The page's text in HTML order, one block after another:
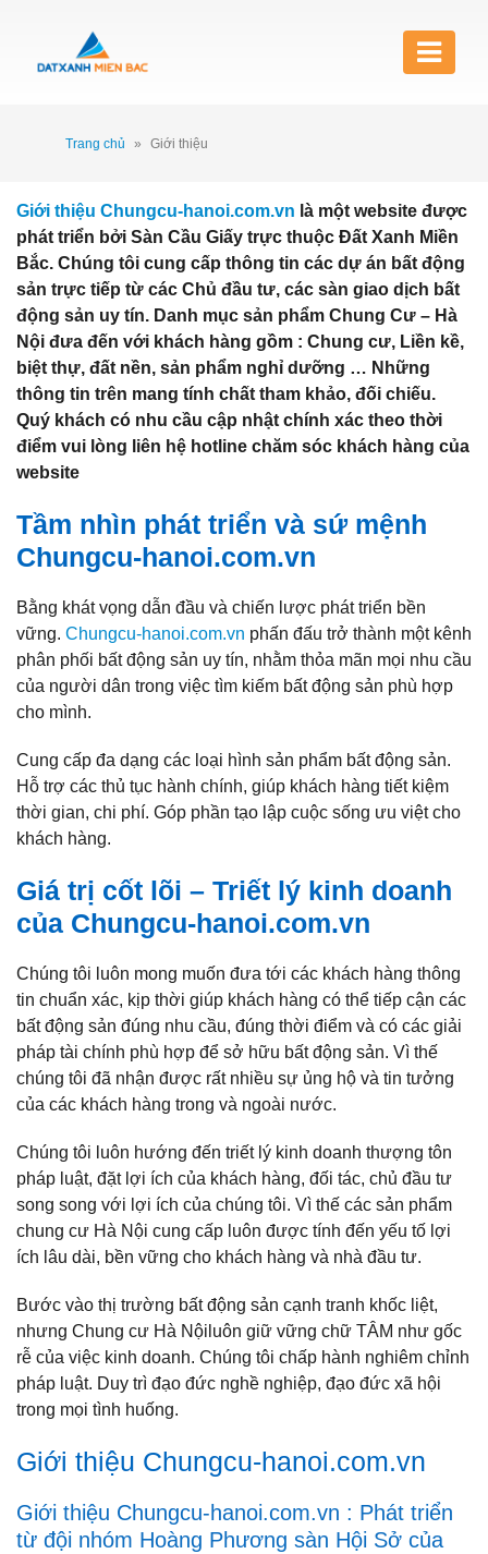
Trang chủ » Giới thiệu
Giới thiệu Chungcu-hanoi.com.vn là một website được
phát triển bởi Sàn Cầu Giấy trực thuộc Đất Xanh Miền
Bắc. Chúng tôi cung cấp thông tin các dự án bất động
sản trực tiếp từ các Chủ đầu tư, các sàn giao dịch bất
động sản uy tín. Danh mục sản phẩm Chung Cư – Hà
Nội đưa đến với khách hàng gồm : Chung cư, Liền kề,
biệt thự, đất nền, sản phẩm nghỉ dưỡng … Những
thông tin trên mang tính chất tham khảo, đối chiếu.
Quý khách có nhu cầu cập nhật chính xác theo thời
điểm vui lòng liên hệ hotline chăm sóc khách hàng của
website
Tầm nhìn phát triển và sứ mệnh
Chungcu-hanoi.com.vn
Bằng khát vọng dẫn đầu và chiến lược phát triển bền
vững. Chungcu-hanoi.com.vn phấn đấu trở thành một kênh
phân phối bất động sản uy tín, nhằm thỏa mãn mọi nhu cầu
của người dân trong việc tìm kiếm bất động sản phù hợp
cho mình.
Cung cấp đa dạng các loại hình sản phẩm bất động sản.
Hỗ trợ các thủ tục hành chính, giúp khách hàng tiết kiệm
thời gian, chi phí. Góp phần tạo lập cuộc sống ưu việt cho
khách hàng.
Giá trị cốt lõi – Triết lý kinh doanh
của Chungcu-hanoi.com.vn
Chúng tôi luôn mong muốn đưa tới các khách hàng thông
tin chuẩn xác, kịp thời giúp khách hàng có thể tiếp cận các
bất động sản đúng nhu cầu, đúng thời điểm và có các giải
pháp tài chính phù hợp để sở hữu bất động sản. Vì thế
chúng tôi đã nhận được rất nhiều sự ủng hộ và tin tưởng
của các khách hàng trong và ngoài nước.
Chúng tôi luôn hướng đến triết lý kinh doanh thượng tôn
pháp luật, đặt lợi ích của khách hàng, đối tác, chủ đầu tư
song song với lợi ích của chúng tôi. Vì thế các sản phẩm
chung cư Hà Nội cung cấp luôn được tính đến yếu tố lợi
ích lâu dài, bền vững cho khách hàng và nhà đầu tư.
Bước vào thị trường bất động sản cạnh tranh khốc liệt,
nhưng Chung cư Hà Nộiluôn giữ vững chữ TÂM như gốc
rễ của việc kinh doanh. Chúng tôi chấp hành nghiêm chỉnh
pháp luật. Duy trì đạo đức nghề nghiệp, đạo đức xã hội
trong mọi tình huống.
Giới thiệu Chungcu-hanoi.com.vn
Giới thiệu Chungcu-hanoi.com.vn : Phát triển
từ đội nhóm Hoàng Phương sàn Hội Sở của